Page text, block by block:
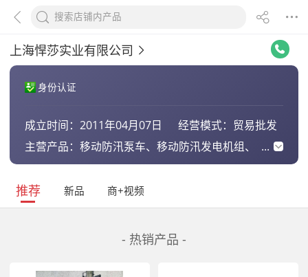
上海悍莎实业有限公司
身份认证
成立时间：2011年04月07日 经营模式： 贸易批发
主营产品：移动防汛泵车、移动防汛发电机组、
溉水泵、汽油机水泵、汽/柴油水
推荐 新品 商+视频
- 热销产品 -